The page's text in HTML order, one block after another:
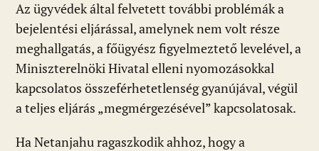
Az ügyvédek által felvetett további problémák a
bejelentési eljárással, amelynek nem volt része
meghallgatás, a főügyész figyelmeztető levelével, a
Miniszterelnöki Hivatal elleni nyomozásokkal
kapcsolatos összeférhetetlenség gyanújával, végül
a teljes eljárás „megmérgezésével” kapcsolatosak.
Ha Netanjahu ragaszkodik ahhoz, hogy a